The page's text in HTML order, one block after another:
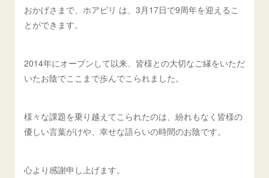
おかげさまで、ホアピリ は、3月17日で9周年を迎えるこ
とができます。
2014年にオープンして以来、皆様との大切なご縁をいただ
いたお陰でここまで歩んでこられました。
様々な課題を乗り越えてこられたのは、紛れもなく皆様の
優しい言葉がけや、幸せな語らいの時間のお陰です。
心より感謝申し上げます。